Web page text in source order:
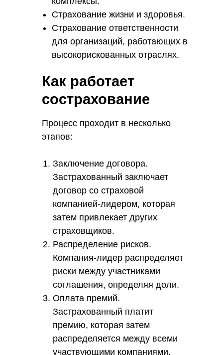
Страхование жизни и здоровья.
Страхование ответственности
для организаций, работающих в
высокорискованных отраслях.
Как работает
сострахование
Процесс проходит в несколько
этапов:
Заключение договора.
Застрахованный заключает
договор со страховой
компанией-лидером, которая
затем привлекает других
страховщиков.
Распределение рисков.
Компания-лидер распределяет
риски между участниками
соглашения, определяя доли.
Оплата премий.
Застрахованный платит
премию, которая затем
распределяется между всеми
участвующими компаниями.